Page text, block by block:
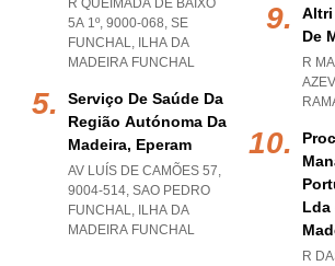
R QUEIMADA DE BAIXO
5A 1º, 9000-068, SE
FUNCHAL, ILHA DA
MADEIRA FUNCHAL
Serviço De Saúde Da
Região Autónoma Da
Madeira, Eperam
AV LUÍS DE CAMÕES 57,
9004-514, SAO PEDRO
FUNCHAL, ILHA DA
MADEIRA FUNCHAL
Altri
De
R
Lda
R